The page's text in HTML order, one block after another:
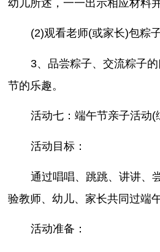
幼儿所述，一一出示相应材料
(2)观看老师(或家长)包粽
3、品尝粽子、交流粽子
节的乐趣。
活动七：端午节亲子活动(
活动目标：
通过唱唱、跳跳、讲讲、
验教师、幼儿、家长共同过端
活动准备：